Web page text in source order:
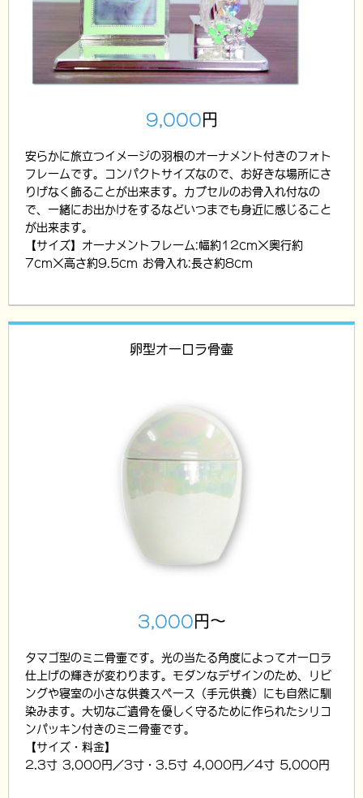
9,000 円
安らかに旅立つイメージの羽根のオーナメント付きのフォト
フレームです。コンパクトサイズなので、お好きな場所にさ
りげなく飾ることが出来ます。カプセルのお骨入れ付なの
で、一緒にお出かけをするなどいつまでも身近に感じること
が出来ます。
【サイズ】オーナメントフレーム:幅約12cm×奥行約
7cm×高さ約9.5cm お骨入れ:長さ約8cm
卵型オーロラ骨壷
3,000 円～
タマゴ型のミニ骨壷です。光の当たる角度によってオーロラ
仕上げの輝きが変わります。モダンなデザインのため、リビ
ングや寝室の小さな供養スペース（手元供養）にも自然に馴
染みます。大切なご遺骨を優しく守るために作られたシリコ
ンパッキン付きのミニ骨壷です。
【サイズ・料金】
2.3寸 3,000円／3寸・3.5寸 4,000円／4寸 5,000円